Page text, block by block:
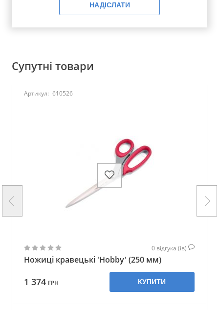
НАДІСЛАТИ
Супутні товари
Артикул: 610526
0 відгука (ів)
Ножиці кравецькі 'Hobby' (250 мм)
1 374 ГРН КУПИТИ